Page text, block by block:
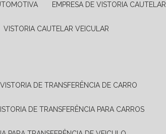
EMPRESA DE VISTORIA CAUTELAR
VISTORIA CAUTELAR VEICULAR
VISTORIA DE TRANSFERÊNCIA DE CARRO
VISTORIA DE TRANSFERÊNCIA PARA CARROS